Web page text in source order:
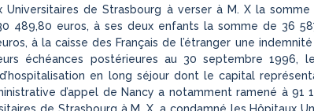
Universitaires de Strasbourg à verser à M. X la somme
489,80 euros, à ses deux enfants la somme de 36
à la caisse des Français de l’étranger une
échéances postérieures au 30 septembre 1996,
en long séjour dont le capital
d’appel de Nancy a notamment ramené à 91
de Strasbourg à M. X, a condamné les Hôpitaux